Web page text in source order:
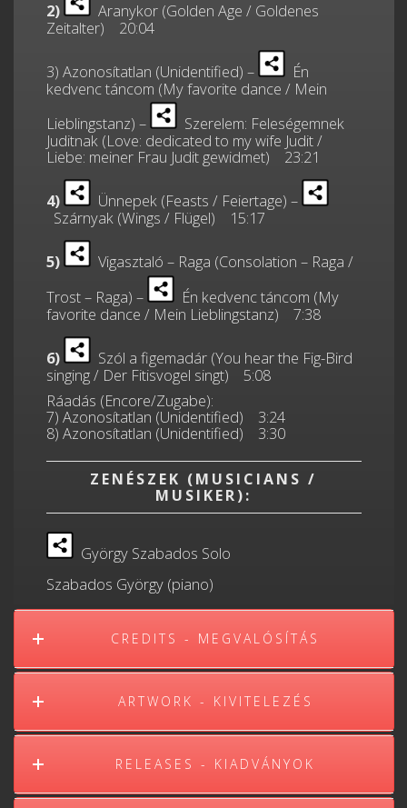
2)
Aranykor (Golden Age / Goldenes
Zeitalter) 20:04
3) Azonosítatlan (Unidentified) –
Én
kedvenc táncom (My favorite dance / Mein
Lieblingstanz) –
Szerelem: Feleségemnek
Juditnak (Love: dedicated to my wife Judit /
Liebe: meiner Frau Judit gewidmet) 23:21
4)
Ünnepek (Feasts / Feiertage) –
Szárnyak (Wings / Flügel) 15:17
5)
Vigasztaló – Raga (Consolation – Raga /
Trost – Raga) –
Én kedvenc táncom (My
favorite dance / Mein Lieblingstanz) 7:38
6)
Szól a figemadár (You hear the Fig-Bird
singing / Der Fitisvogel singt) 5:08
Ráadás (Encore/Zugabe):
7) Azonosítatlan (Unidentified) 3:24
8) Azonosítatlan (Unidentified) 3:30
ZENÉSZEK (MUSICIANS /
MUSIKER):
György Szabados Solo
Szabados György (piano)
CREDITS - MEGVALÓSÍTÁS
ARTWORK - KIVITELEZÉS
RELEASES - KIADVÁNYOK